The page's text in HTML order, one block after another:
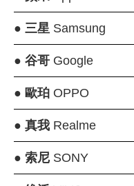
● 三星 Samsung
● 谷哥Google
● 歐珀OPPO
● 真我Realme
● 索尼SONY